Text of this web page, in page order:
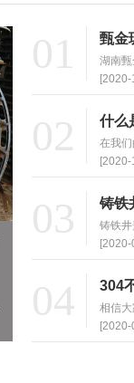
01 甄金
湖南
02 什么
在我
03 铸铁
铸铁
04 304
相信